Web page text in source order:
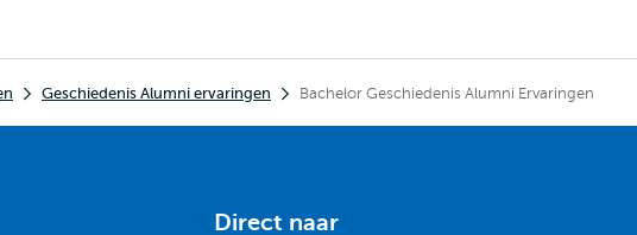
Communication
Geschiedenis Alumni ervaringen Bachelor Geschiedenis Alumni Ervaringen
Direct naar